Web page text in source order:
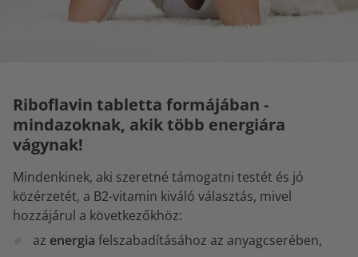
Riboflavin tabletta formájában -
mindazoknak, akik több energiára
vágynak!
Mindenkinek, aki szeretné támogatni testét és jó
közérzetét, a B2-vitamin kiváló választás, mivel
hozzájárul a következőkhöz:
az energia felszabadításához az anyagcserében,